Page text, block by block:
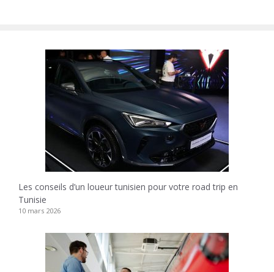
Les conseils d’un loueur tunisien pour votre road trip en
Tunisie
10 mars 2026